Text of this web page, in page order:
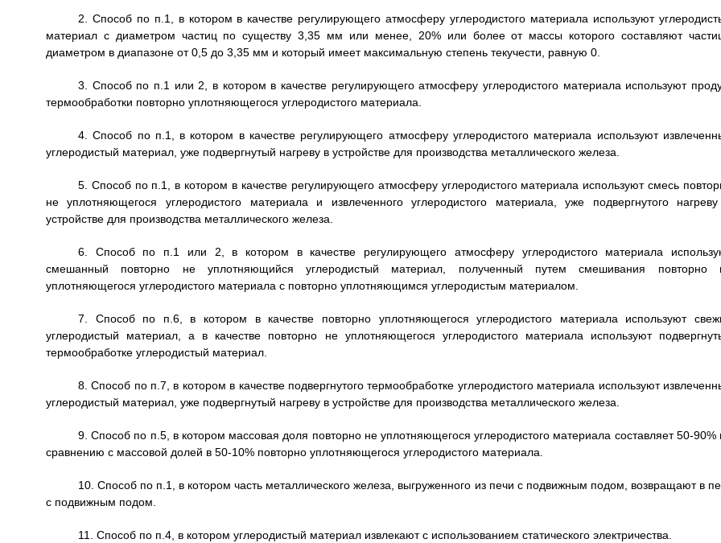
2. Способ по п.1, в котором в качестве регулирующего атмосферу углеродистого материала используют
материал с диаметром частиц по существу 3,35 мм или менее, 20% или более от массы которого составляют
диаметром в диапазоне от 0,5 до 3,35 мм и который имеет максимальную степень текучести, равную 0.
3. Способ по п.1 или 2, в котором в качестве регулирующего атмосферу углеродистого материала используют
термообработки повторно уплотняющегося углеродистого материала.
4. Способ по п.1, в котором в качестве регулирующего атмосферу углеродистого материала используют
углеродистый материал, уже подвергнутый нагреву в устройстве для производства металлического железа.
5. Способ по п.1, в котором в качестве регулирующего атмосферу углеродистого материала используют смесь
не уплотняющегося углеродистого материала и извлеченного углеродистого материала, уже подвергнутого
устройстве для производства металлического железа.
6. Способ по п.1 или 2, в котором в качестве регулирующего атмосферу углеродистого материала
смешанный повторно не уплотняющийся углеродистый материал, полученный путем смешивания повторно
уплотняющегося углеродистого материала с повторно уплотняющимся углеродистым материалом.
7. Способ по п.6, в котором в качестве повторно уплотняющегося углеродистого материала используют
углеродистый материал, а в качестве повторно не уплотняющегося углеродистого материала используют
термообработке углеродистый материал.
8. Способ по п.7, в котором в качестве подвергнутого термообработке углеродистого материала используют
углеродистый материал, уже подвергнутый нагреву в устройстве для производства металлического железа.
9. Способ по п.5, в котором массовая доля повторно не уплотняющегося углеродистого материала составляет 50-90%
сравнению с массовой долей в 50-10% повторно уплотняющегося углеродистого материала.
10. Способ по п.1, в котором часть металлического железа, выгруженного из печи с подвижным подом, возвращают в
с подвижным подом.
11. Способ по п.4, в котором углеродистый материал извлекают с использованием статического электричества.